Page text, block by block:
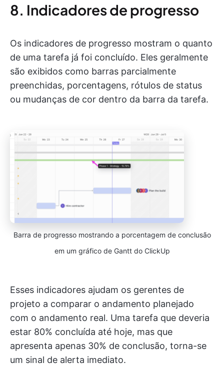
8. Indicadores de progresso
Os indicadores de progresso mostram o quanto
de uma tarefa já foi concluído. Eles geralmente
são exibidos como barras parcialmente
preenchidas, porcentagens, rótulos de status
ou mudanças de cor dentro da barra da tarefa.
Barra de progresso mostrando a porcentagem de conclusão
em um gráfico de Gantt do ClickUp
Esses indicadores ajudam os gerentes de
projeto a comparar o andamento planejado
com o andamento real. Uma tarefa que deveria
estar 80% concluída até hoje, mas que
apresenta apenas 30% de conclusão, torna-se
um sinal de alerta imediato.